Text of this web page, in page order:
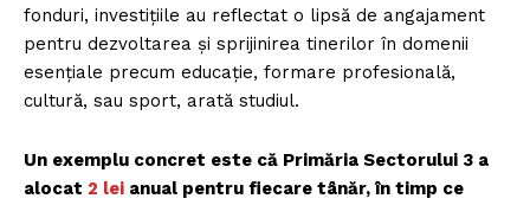
fonduri, investițiile au reflectat o lipsă de angajament
pentru dezvoltarea și sprijinirea tinerilor în domenii
esențiale precum educație, formare profesională,
cultură, sau sport, arată studiul.
Un exemplu concret este că Primăria Sectorului 3 a
alocat 2 lei anual pentru fiecare tânăr, în timp ce